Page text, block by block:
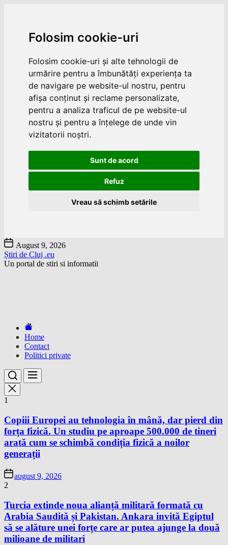
Folosim cookie-uri
Folosim cookie-uri și alte tehnologii de
urmărire pentru a îmbunătăți experiența ta
de navigare pe website-ul nostru, pentru
afișa conținut și reclame personalizate,
pentru a analiza traficul de pe website-ul
nostru și pentru a înțelege de unde vin
vizitatorii noștri.
Sunt de acord
Refuz
Vreau să schimb setările
Skip
to
the
content
August 9, 2026
Știri de Cluj .eu
Un portal de stiri si informatii
Home
Contact
Politici private
1
Copiii Europei au tehnologia în mână, dar pierd din
forța fizică. Un studiu pe aproape 500.000 de tineri
arată cum se schimbă condiția fizică a noilor
generații
august 9, 2026
2
Turcia extinde noua alianță militară formată cu
Arabia Saudită și Pakistan. Ankara invită Egiptul
să se alăture unei forțe care ar putea ajunge la două
milioane de militari